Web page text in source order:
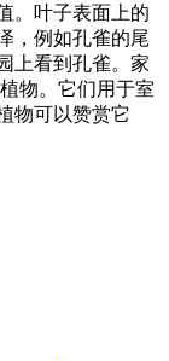
。叶子表面上的
，例如孔雀的尾
上看到孔雀。家
物。它们用于室
物可以赞赏它